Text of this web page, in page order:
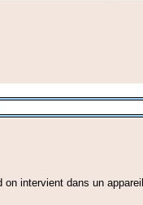
intervient dans un